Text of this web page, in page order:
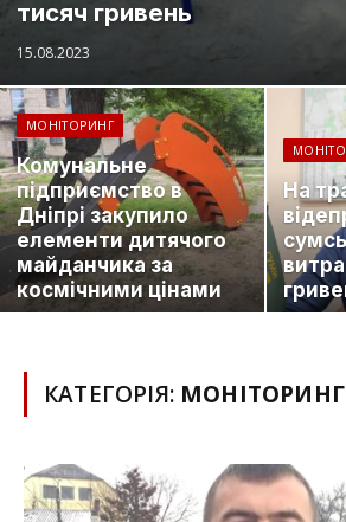
тисяч гривень
15.08.2023
МОНІТОРИНГ
Комунальне
підприємство в
Дніпрі закупило
елементи дитячого
майданчика за
космічними цінами
На
КАТЕГОРІЯ: МОНІТОРИНГ